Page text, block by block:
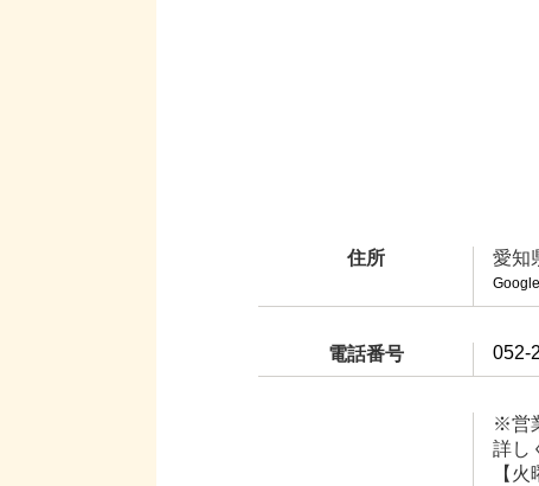
住所 愛知
電話番号 052-
※営
詳し
【火